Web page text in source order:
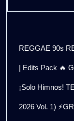
REGGAE 90s
| Edits Pack 🔥
¡Solo Himnos!
2026 Vol. 1)